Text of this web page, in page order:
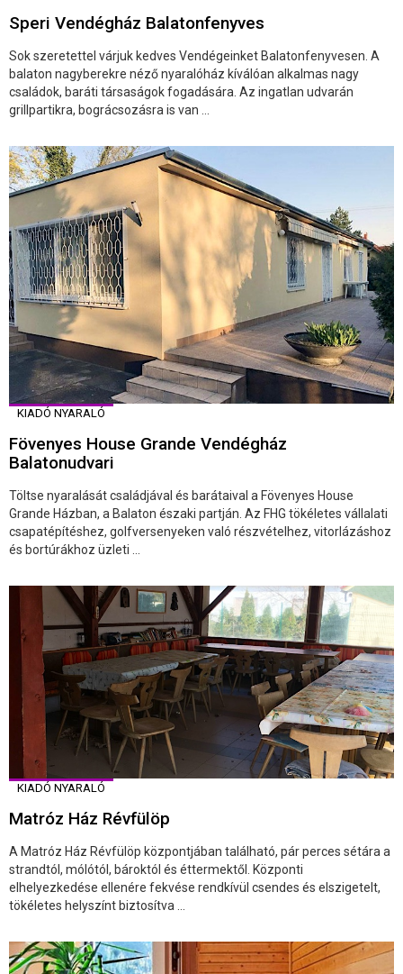
Speri Vendégház Balatonfenyves
Sok szeretettel várjuk kedves Vendégeinket Balatonfenyvesen. A
balaton nagyberekre néző nyaralóház kíválóan alkalmas nagy
családok, baráti társaságok fogadására. Az ingatlan udvarán
grillpartikra, bográcsozásra is van ...
KIADÓ NYARALÓ
Fövenyes House Grande Vendégház
Balatonudvari
Töltse nyaralását családjával és barátaival a Fövenyes House
Grande Házban, a Balaton északi partján. Az FHG tökéletes vállalati
csapatépítéshez, golfversenyeken való részvételhez, vitorlázáshoz
és bortúrákhoz üzleti ...
KIADÓ NYARALÓ
Matróz Ház Révfülöp
A Matróz Ház Révfülöp központjában található, pár perces sétára a
strandtól, mólótól, bároktól és éttermektől. Központi
elhelyezkedése ellenére fekvése rendkívül csendes és elszigetelt,
tökéletes helyszínt biztosítva ...